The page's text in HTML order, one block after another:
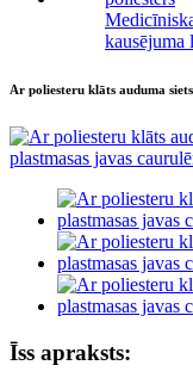
kausējuma
Ar poliesteru klāts auduma
Īss apraksts: